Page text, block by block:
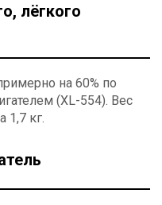
лёгкого
на 60% по
(XL-554). Вес
1,7 кг.